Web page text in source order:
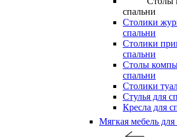
спальни
Столики
спальни
Столики
спальни
Столы
спальни
Столики
Стулья для
Кресла для
Мягкая мебель для